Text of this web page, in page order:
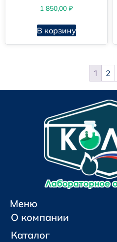
1 850,00 ₽
В корзину
1 2
Меню
О компании
Каталог